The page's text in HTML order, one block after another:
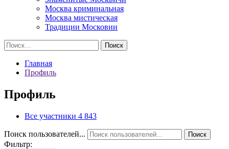
Москва криминальная
Москва мистическая
Традиции Московии
Найти:
Главная
Профиль
Профиль
Все участники 4 843
Поиск пользователей... Поиск
Фильтр: